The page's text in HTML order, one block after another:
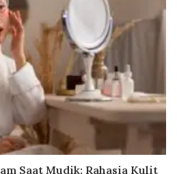
Saat Mudik: Rahasia Kulit